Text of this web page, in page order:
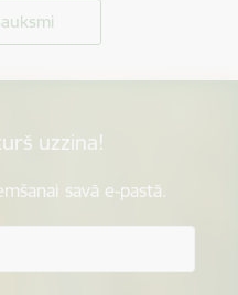
uzzina!
savā e-pastā.